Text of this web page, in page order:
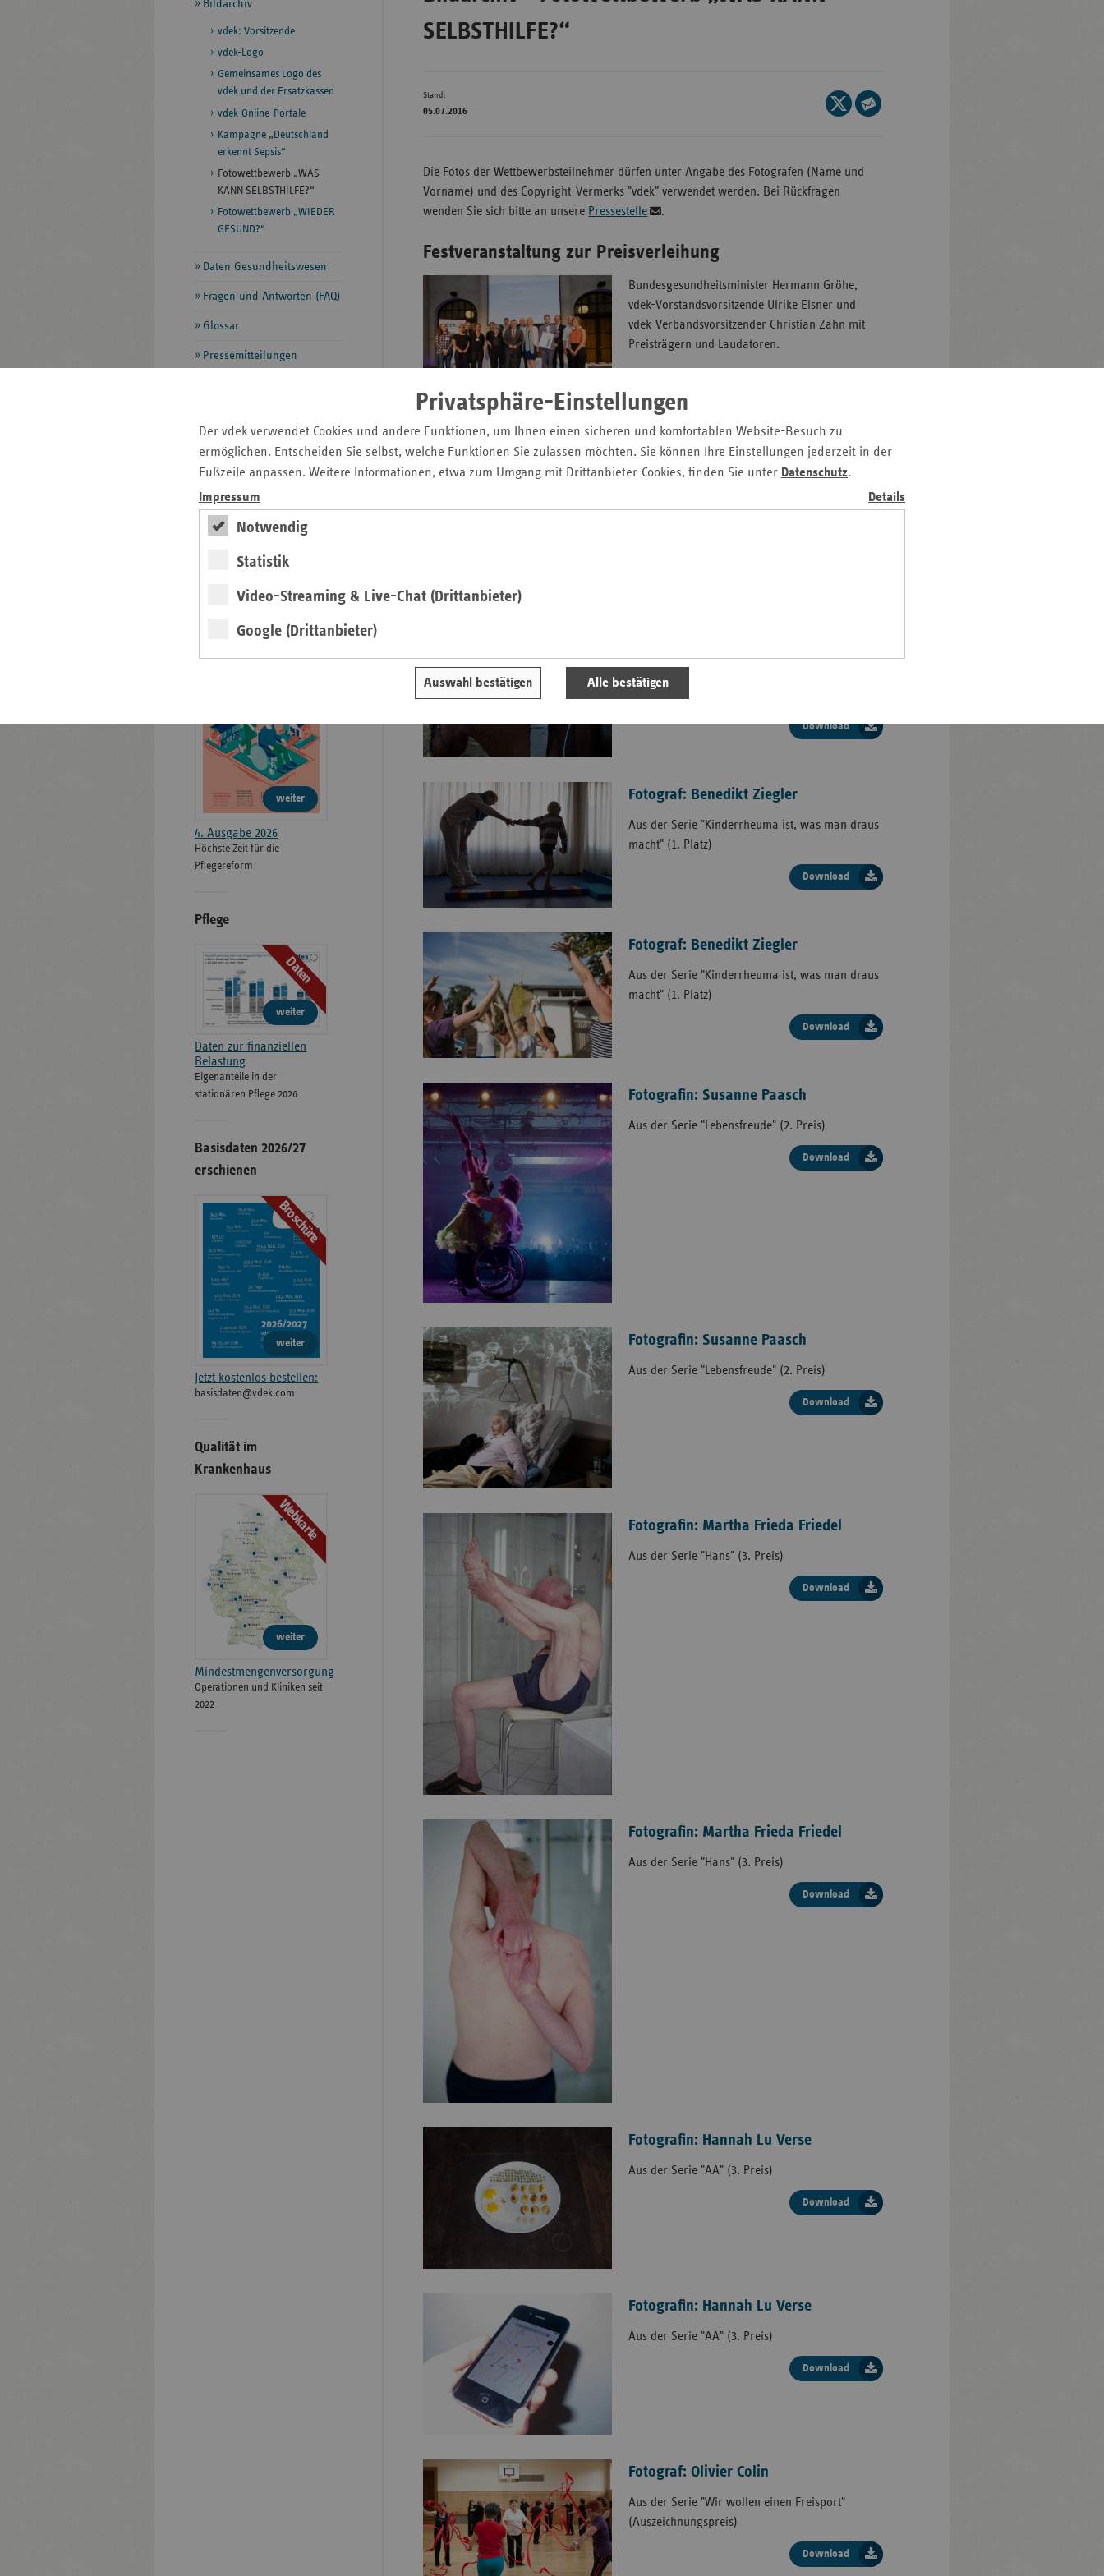
Privatsphäre-Einstellungen
Der vdek verwendet Cookies und andere Funktionen, um Ihnen einen sicheren und komfortablen Website-Besuch zu
ermöglichen. Entscheiden Sie selbst, welche Funktionen Sie zulassen möchten. Sie können Ihre Einstellungen jederzeit in der
Fußzeile anpassen. Weitere Informationen, etwa zum Umgang mit Drittanbieter-Cookies, finden Sie unter Datenschutz.
Impressum
Details
Notwendig
Statistik
Video-Streaming & Live-Chat (Drittanbieter)
Google (Drittanbieter)
Auswahl bestätigen Alle bestätigen
Hamburg
Vorpommern
Niedersachsen
Sachsen
Sachsen-
Schleswig-
SELBSTHILFE?“
Stand:
05.07.2016
Seite
auf
Die Fotos der Wettbewerbsteilnehmer dürfen unter Angabe des Fotografen (Name und
Vorname) und des Copyright-Vermerks "vdek" verwendet werden. Bei Rückfragen
wenden Sie sich bitte an unsere Pressestelle .
Festveranstaltung zur Preisverleihung
Bundesgesundheitsminister Hermann Gröhe,
vdek-Vorstandsvorsitzende Ulrike Elsner und
vdek-Verbandsvorsitzender Christian Zahn mit
Preisträgern und Laudatoren.
Bundesgesundheitsminister Hermann Gröhe und
Gäste der Festveranstaltung.
Preisträger
Aus der Serie "Kinderrheuma ist, was man draus
Download
Fotograf: Benedikt Ziegler
Aus der Serie "Kinderrheuma ist, was man draus
macht" (1. Platz)
Download
Fotograf: Benedikt Ziegler
Aus der Serie "Kinderrheuma ist, was man draus
macht" (1. Platz)
Download
Fotografin: Susanne Paasch
Aus der Serie "Lebensfreude" (2. Preis)
Download
Fotografin: Susanne Paasch
Aus der Serie "Lebensfreude" (2. Preis)
Download
Fotografin: Martha Frieda Friedel
Aus der Serie "Hans" (3. Preis)
Download
Fotografin: Martha Frieda Friedel
Aus der Serie "Hans" (3. Preis)
Download
Fotografin: Hannah Lu Verse
Aus der Serie "AA" (3. Preis)
Download
Fotografin: Hannah Lu Verse
Aus der Serie "AA" (3. Preis)
Download
Fotograf: Olivier Colin
Aus der Serie "Wir wollen einen Freisport"
(Auszeichnungspreis)
Download
Bildarchiv
vdek: Vorsitzende
vdek-Logo
Gemeinsames Logo des
vdek und der Ersatzkassen
vdek-Online-Portale
Kampagne „Deutschland
erkennt Sepsis“
Fotowettbewerb „WAS
KANN SELBSTHILFE?“
Fotowettbewerb „WIEDER
GESUND?“
Daten Gesundheitswesen
Fragen und Antworten (FAQ)
Glossar
Pressemitteilungen
Seitenleiste
Informationen
Auf einen Blick
Glossar
Kontakt und Anfahrt
Der vdek
Die GKV
ersatzkasse magazin.
weiter
4. Ausgabe 2026
Höchste Zeit für die
Pflegereform
Pflege
Daten
weiter
Daten zur finanziellen
Belastung
Eigenanteile in der
stationären Pflege 2026
Basisdaten 2026/27
erschienen
Broschüre
weiter
Jetzt kostenlos bestellen:
basisdaten@vdek.com
Qualität im
Krankenhaus
Webkarte
weiter
Mindestmengenversorgung
Operationen und Kliniken seit
2022